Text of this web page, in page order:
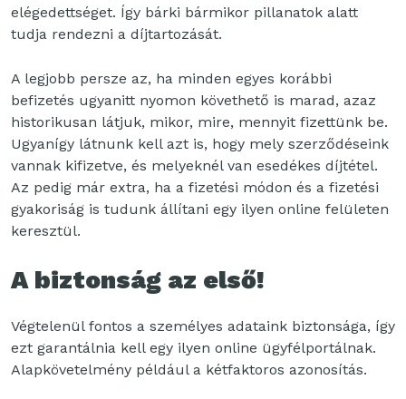
elégedettséget. Így bárki bármikor pillanatok alatt
tudja rendezni a díjtartozását.
A legjobb persze az, ha minden egyes korábbi
befizetés ugyanitt nyomon követhető is marad, azaz
historikusan látjuk, mikor, mire, mennyit fizettünk be.
Ugyanígy látnunk kell azt is, hogy mely szerződéseink
vannak kifizetve, és melyeknél van esedékes díjtétel.
Az pedig már extra, ha a fizetési módon és a fizetési
gyakoriság is tudunk állítani egy ilyen online felületen
keresztül.
A biztonság az első!
Végtelenül fontos a személyes adataink biztonsága, így
ezt garantálnia kell egy ilyen online ügyfélportálnak.
Alapkövetelmény például a kétfaktoros azonosítás.